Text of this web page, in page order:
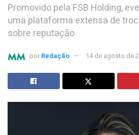
Promovido pela FSB Holding,
uma plataforma extensa de
sobre reputação
por Redação 14 de agosto de